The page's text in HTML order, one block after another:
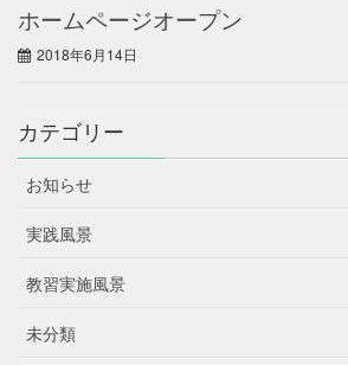
ホームページオープン
2018年6月14日
カテゴリー
お知らせ
実践風景
教習実施風景
未分類